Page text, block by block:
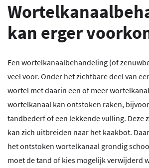
kan erger
Een wortelkanaalbehandeling (of
veel voor. Onder het zichtbare deel van
wortel met daarin een of meer
wortelkanaal kan ontstoken raken,
tandbederf of een lekkende vulling. Deze
kan zich uitbreiden naar het kaakbot.
het ontstoken wortelkanaal grondig
moet de tand of kies mogelijk verwijderd